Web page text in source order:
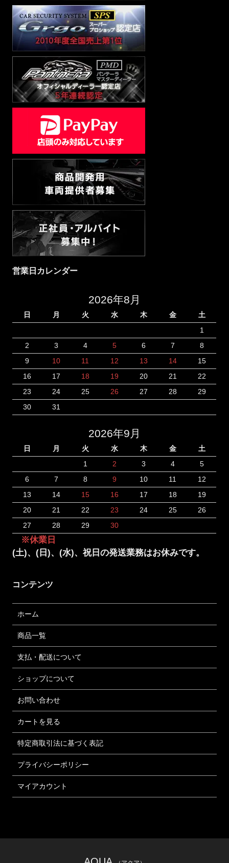
営業日カレンダー
2026年8月
日 月 火 水 木 金
土
1
2
3 4 5 6 7
8
9
10 11 12 13 14
15
16
17 18 19 20 21
22
23
24 25 26 27 28
29
30
31
2026年9月
日 月 火 水 木 金
土
1
2 3 4
5
6
7 8 9 10 11
12
13
14 15 16 17 18
19
20
21 22 23 24 25
26
27
28 29 30
※休業日
(土)、(日)、(水)、祝日の発送業務はお休みです。
コンテンツ
ホーム
商品一覧
支払・配送について
ショップについて
お問い合わせ
カートを見る
特定商取引法に基づく表記
プライバシーポリシー
マイアカウント